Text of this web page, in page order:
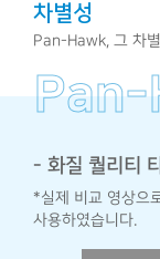
차별성
Pan-Hawk, 그 차
- 화질 퀄리티
*실제 비교 영상으
사용하였습니다.